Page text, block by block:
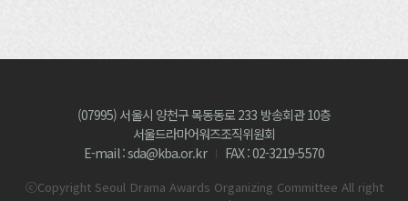
(07995) 서울시 양천구 목동동로 233 방송회관 10층
서울드라마어워즈조직위원회
E-mail : sda@kba.or.kr
FAX : 02-3219-5570
ⓒCopyright Seoul Drama Awards Organizing Committee All right